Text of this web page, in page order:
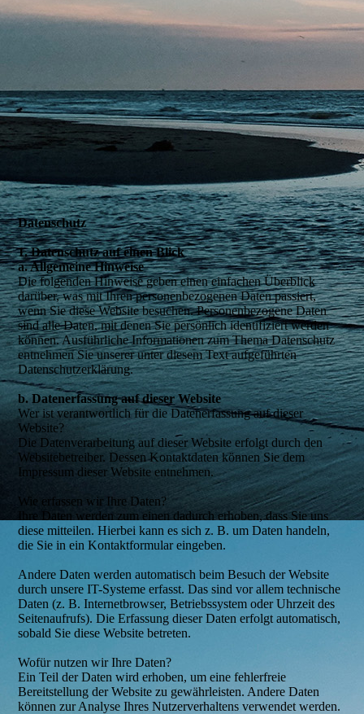
Daten­schutz
1. Datenschutz auf einen Blick
a. Allgemeine Hinweise
Die folgenden Hinweise geben einen einfachen Überblick
darüber, was mit Ihren personenbezogenen Daten passiert,
wenn Sie diese Website besuchen. Personenbezogene Daten
sind alle Daten, mit denen Sie persönlich identifiziert werden
können. Ausführliche Informationen zum Thema Datenschutz
entnehmen Sie unserer unter diesem Text aufgeführten
Datenschutzerklärung.
b. Datenerfassung auf dieser Website
Wer ist verantwortlich für die Datenerfassung auf dieser
Website?
Die Datenverarbeitung auf dieser Website erfolgt durch den
Websitebetreiber. Dessen Kontaktdaten können Sie dem
Impressum dieser Website entnehmen.
Wie erfassen wir Ihre Daten?
Ihre Daten werden zum einen dadurch erhoben, dass Sie uns
diese mitteilen. Hierbei kann es sich z. B. um Daten handeln,
die Sie in ein Kontaktformular eingeben.
Andere Daten werden automatisch beim Besuch der Website
durch unsere IT-Systeme erfasst. Das sind vor allem technische
Daten (z. B. Internetbrowser, Betriebssystem oder Uhrzeit des
Seitenaufrufs). Die Erfassung dieser Daten erfolgt automatisch,
sobald Sie diese Website betreten.
Wofür nutzen wir Ihre Daten?
Ein Teil der Daten wird erhoben, um eine fehlerfreie
Bereitstellung der Website zu gewährleisten. Andere Daten
können zur Analyse Ihres Nutzerverhaltens verwendet werden.